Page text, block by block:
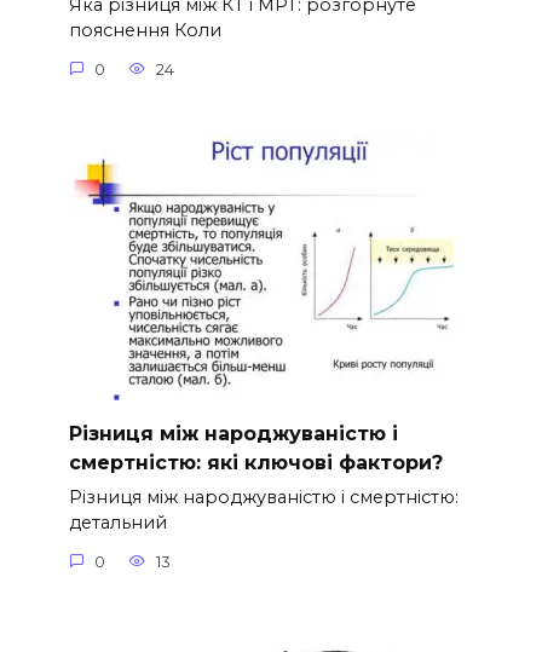
Яка різниця між КТ і МРТ: розгорнуте
пояснення Коли
0 24
Різниця між народжуваністю і
смертністю: які ключові фактори?
Різниця між народжуваністю і смертністю:
детальний
0 13